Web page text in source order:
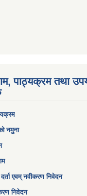
पाठ्यक्रम तथा
नमुना
एवम् नवीकरण निवेदन
निवेदन